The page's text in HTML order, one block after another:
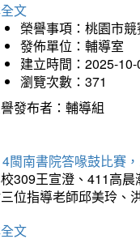
文
榮譽事項：桃園市
發佈單位：輔導室
建立時間：2025-
瀏覽次數：371
發布者：輔導組
閩南書院答喙鼓比賽
309王宣澄、411高
位指導老師邱美玲、
文